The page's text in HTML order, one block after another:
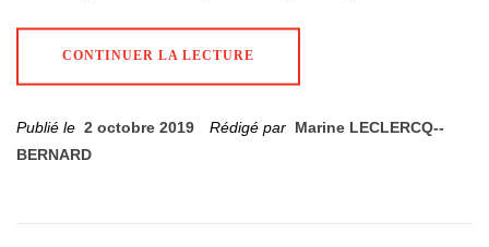
CONTINUER LA LECTURE
Publié le 2 octobre 2019 Rédigé par Marine LECLERCQ--
BERNARD